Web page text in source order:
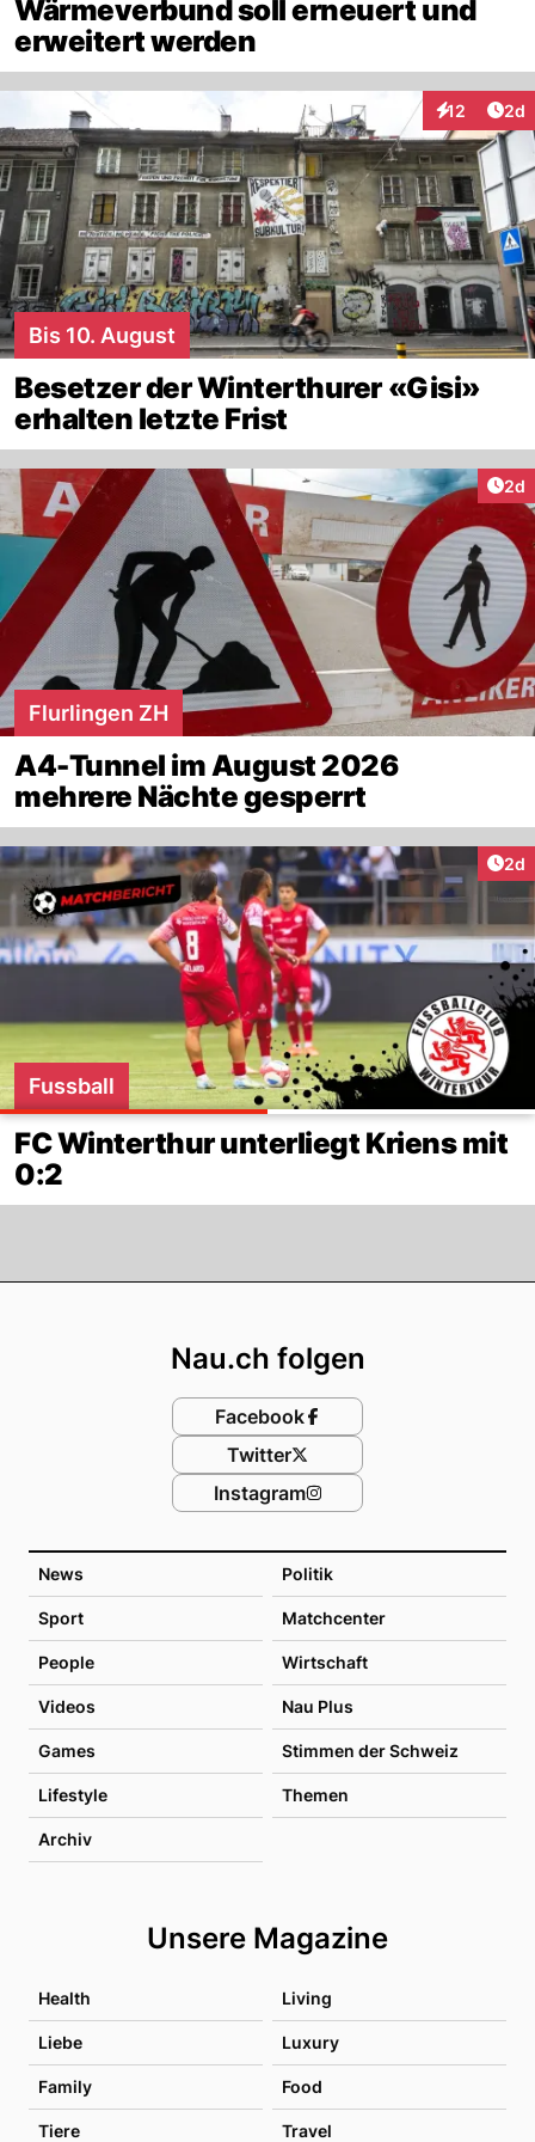
Wärmeverbund soll erneuert und
erweitert werden
12
Interaktionen
2d
Bis 10. August
Besetzer der Winterthurer «Gisi»
erhalten letzte Frist
2d
Flurlingen ZH
A4-Tunnel im August 2026
mehrere Nächte gesperrt
2d
Fussball
FC Winterthur unterliegt Kriens mit
0:2
News Politik
Sport Matchcenter
People Wirtschaft
Videos Nau Plus
Games Stimmen der Schweiz
Lifestyle Themen
Archiv
Unsere Magazine
Health Living
Liebe Luxury
Family Food
Tiere Travel
Nau.ch folgen
Facebook
Twitter
Instagram